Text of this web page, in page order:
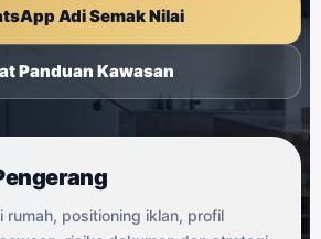
Adi Semak Nilai
Panduan Kawasan
rumah, positioning iklan, profil